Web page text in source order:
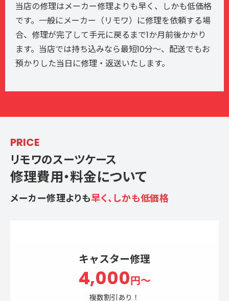
当店の修理はメーカー修理よりも早く、しかも低価格
です。一般にメーカー（リモワ）に修理を依頼する場
合、修理が完了して手元に戻るまで1か月前後かかり
ます。当店では持ち込みなら最短10分〜、配送でもお
預かりした当日に修理・返送いたします。
PRICE
リモワのスーツケース
修理費用・料金について
メーカー修理よりも早く、しかも低価格
キャスター修理
4,000円～
複数割引あり！